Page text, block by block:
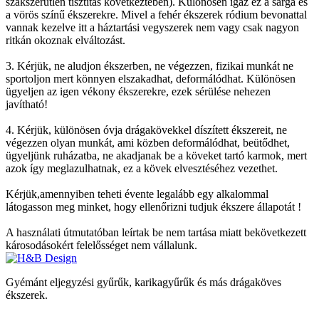
a vörös színű ékszerekre. Mivel a fehér ékszerek ródium bevonattal
vannak kezelve itt a háztartási vegyszerek nem vagy csak nagyon
ritkán okoznak elváltozást.
3. Kérjük, ne aludjon ékszerben, ne végezzen, fizikai munkát ne
sportoljon mert könnyen elszakadhat, deformálódhat. Különösen
ügyeljen az igen vékony ékszerekre, ezek sérülése nehezen
javítható!
4. Kérjük, különösen óvja drágakövekkel díszített ékszereit, ne
végezzen olyan munkát, ami közben deformálódhat, beütődhet,
ügyeljünk ruházatba, ne akadjanak be a köveket tartó karmok, mert
azok így meglazulhatnak, ez a kövek elvesztéséhez vezethet.
Kérjük,amennyiben teheti évente legalább egy alkalommal
látogasson meg minket, hogy ellenőrizni tudjuk ékszere állapotát !
A használati útmutatóban leírtak be nem tartása miatt bekövetkezett
károsodásokért felelősséget nem vállalunk.
Gyémánt eljegyzési gyűrűk, karikagyűrűk és más drágaköves
ékszerek.